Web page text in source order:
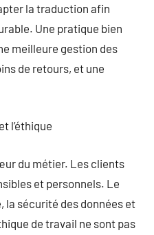
la traduction afin
Une pratique bien
meilleure gestion des
de retours, et une
l’éthique
du métier. Les clients
et personnels. Le
sécurité des données et
de travail ne sont pas